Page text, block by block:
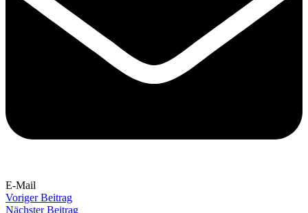
E-Mail
Voriger Beitrag
Nächster Beitrag